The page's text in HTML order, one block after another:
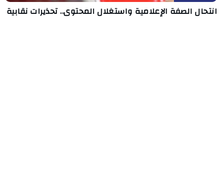
انتحال الصفة الإعلامية واستغلال المحتوى.. تحذيرات نقابية